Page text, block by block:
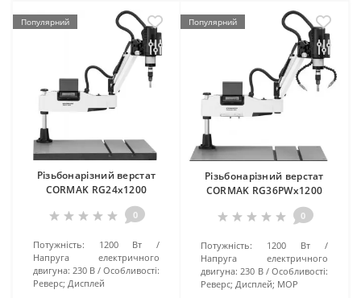
Популярний
Різьбонарізний верстат
CORMAK RG24x1200
0
Потужність:
1200 Вт
Напруга електричного
двигуна: 230 В
Особливості:
Реверс; Дисплей
Популярний
Різьбонарізний верстат
CORMAK RG36PWx1200
0
Потужність:
1200 Вт
Напруга електричного
двигуна: 230 В
Особливості:
Реверс; Дисплей; МОР